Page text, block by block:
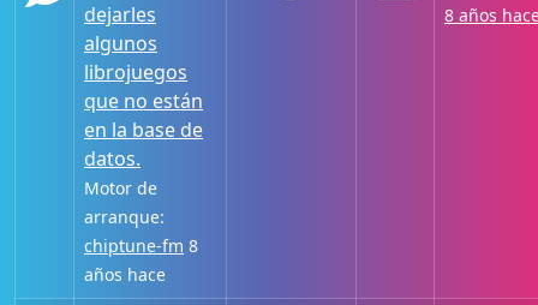
dejarles
algunos
librojuegos
que no están
en la base de
datos.
Motor de
arranque:
chiptune-fm 8
años hace
8 años